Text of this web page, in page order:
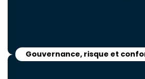
Gouvernance, risque et